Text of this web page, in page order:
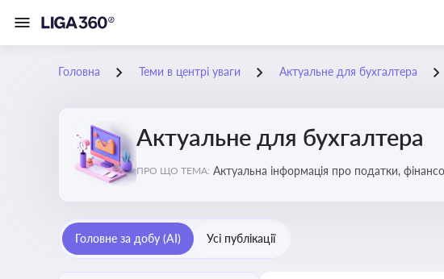
Головна Теми в центрі уваги Актуальне для бухгалтера
Актуальне для бухгалтера
ПРО ЩО ТЕМА: Актуальна інформація про податки,
Головне за добу (AI) Усі публікації